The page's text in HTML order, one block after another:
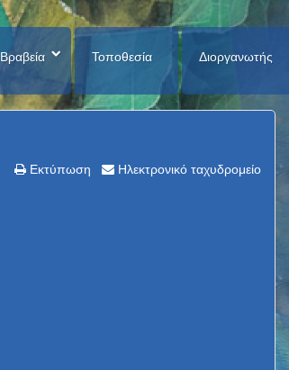
Βραβεία Τοποθεσία Διοργανωτής
Εκτύπωση Ηλεκτρονικό ταχυδρομείο